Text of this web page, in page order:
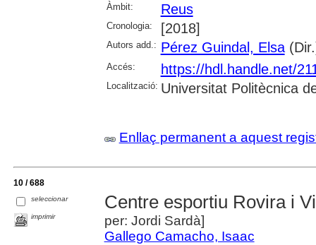
Àmbit: Reus
Cronologia: [2018]
Autors add.: Pérez Guindal, Elsa
Accés: https://hdl.handle.net/
Localització: Universitat Politècnica
Enllaç permanent a aquest
10 / 688
seleccionar
imprimir
Centre esportiu Rovira i
per: Jordi Sardà]
Gallego Camacho, Isaac